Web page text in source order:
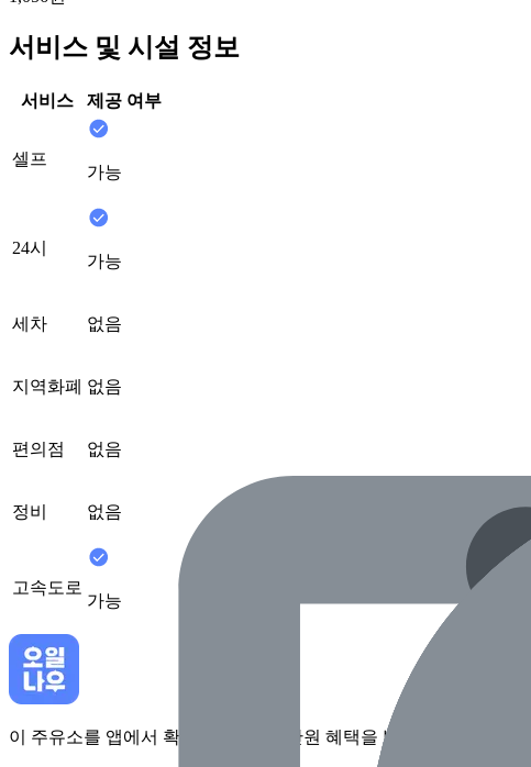
서비스 및 시설 정보
서비스 제공 여부
셀프
가능
24시
가능
세차 없음
지역화폐 없음
편의점 없음
정비 없음
고속도로
가능
이 주유소를 앱에서 확인하고 최대 1만원 혜택을 받아보세요